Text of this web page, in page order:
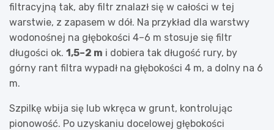
filtracyjną tak, aby filtr znalazł się w całości w tej
warstwie, z zapasem w dół. Na przykład dla warstwy
wodonośnej na głębokości 4–6 m stosuje się filtr
długości ok. 1,5–2 m i dobiera tak długość rury, by
górny rant filtra wypadł na głębokości 4 m, a dolny na 6
m.
Szpilkę wbija się lub wkręca w grunt, kontrolując
pionowość. Po uzyskaniu docelowej głębokości